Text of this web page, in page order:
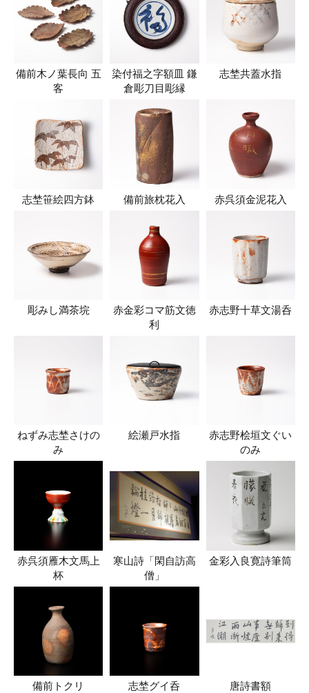
備前木ノ葉長向 五
客
染付福之字額皿 鎌
倉彫刀目彫縁
志埜共蓋水指
志埜笹絵四方鉢 備前旅枕花入 赤呉須金泥花入
彫みし満茶垸
赤金彩コマ筋文徳
利
赤志野十草文湯呑
ねずみ志埜さけの
み
絵瀬戸水指
赤志野桧垣文ぐい
のみ
赤呉須雁木文馬上
杯
寒山詩「閑自訪高
僧」
金彩入良寛詩筆筒
備前トクリ 志埜グイ呑 唐詩書額